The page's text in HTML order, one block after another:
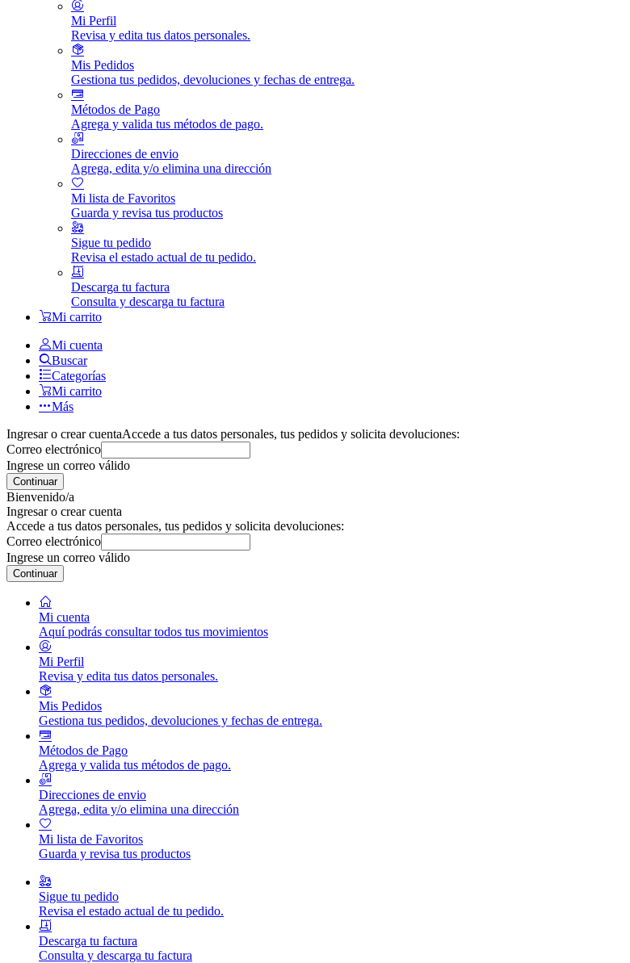
Mi Perfil
Revisa y edita tus datos personales.
Mis Pedidos
Gestiona tus pedidos, devoluciones y fechas de entrega.
Métodos de Pago
Agrega y valida tus métodos de pago.
Direcciones de envio
Agrega, edita y/o elimina una dirección
Mi lista de Favoritos
Guarda y revisa tus productos
Sigue tu pedido
Revisa el estado actual de tu pedido.
Descarga tu factura
Consulta y descarga tu factura
Mi carrito
Mi cuenta
Buscar
Categorías
Mi carrito
Más
Ingresar o crear cuentaAccede a tus datos personales, tus pedidos y solicita devoluciones:
Correo electrónico
Ingrese un correo válido
Continuar
Bienvenido/a
Ingresar o crear cuenta
Accede a tus datos personales, tus pedidos y solicita devoluciones:
Correo electrónico
Ingrese un correo válido
Continuar
Mi cuenta
Aquí podrás consultar todos tus movimientos
Mi Perfil
Revisa y edita tus datos personales.
Mis Pedidos
Gestiona tus pedidos, devoluciones y fechas de entrega.
Métodos de Pago
Agrega y valida tus métodos de pago.
Direcciones de envio
Agrega, edita y/o elimina una dirección
Mi lista de Favoritos
Guarda y revisa tus productos
Sigue tu pedido
Revisa el estado actual de tu pedido.
Descarga tu factura
Consulta y descarga tu factura